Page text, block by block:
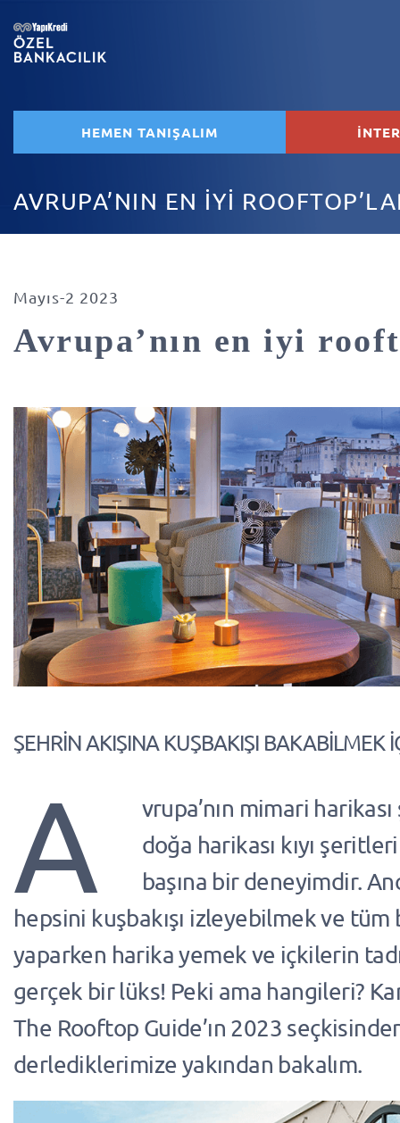
HEMEN TANIŞALIM
AVRUPA’NIN EN İYİ
Mayıs-2 2023
Avrupa’nın en iyi
ŞEHRİN AKIŞINA KUŞBAKIŞI BAKABİLMEK
A
vrupa’nın mimari
doğa harikası kıyı
başına bir deneyimdir.
hepsini kuşbakışı izleyebilmek ve tüm
yaparken harika yemek ve içkilerin
gerçek bir lüks! Peki ama hangileri?
The Rooftop Guide’ın 2023
derlediklerimize yakından bakalım.